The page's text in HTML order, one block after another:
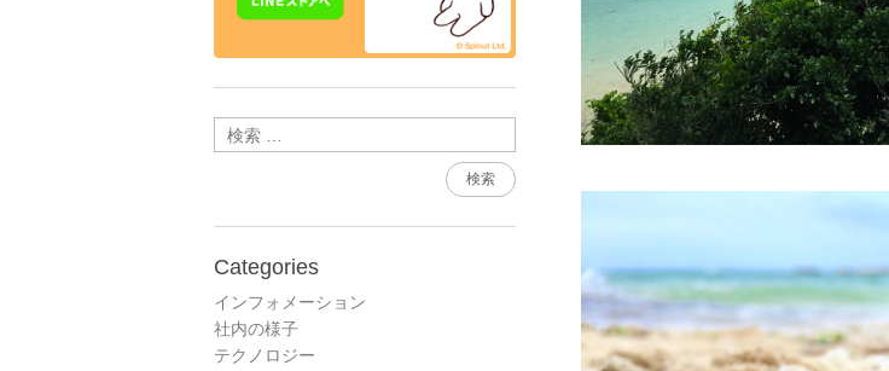
検索
Categories
インフォメーション
社内の様子
テクノロジー